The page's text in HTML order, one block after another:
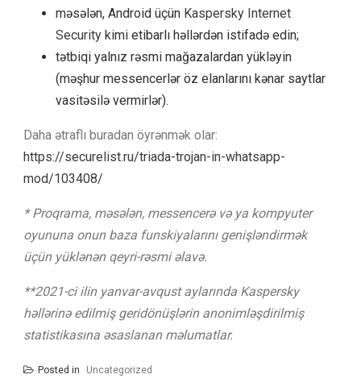
məsələn, Android üçün Kaspersky Internet
Security kimi etibarlı həllərdən istifadə edin;
tətbiqi yalnız rəsmi mağazalardan yükləyin
(məşhur messencerlər öz elanlarını kənar saytlar
vasitəsilə vermirlər).
Daha ətraflı buradan öyrənmək olar:
https://securelist.ru/triada-trojan-in-whatsapp-
mod/103408/
* Proqrama, məsələn, messencerə və ya kompyuter
oyununa onun baza funskiyalarını genişləndirmək
üçün yüklənən qeyri-rəsmi əlavə.
**2021-ci ilin yanvar-avqust aylarında Kaspersky
həllərinə edilmiş geridönüşlərin anonimləşdirilmiş
statistikasına əsaslanan məlumatlar.
Posted in Uncategorized